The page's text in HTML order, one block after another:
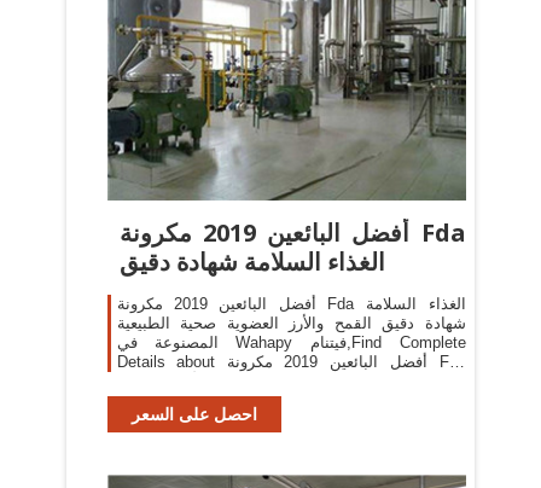
أفضل البائعين 2019 مكرونة Fda
الغذاء السلامة شهادة دقيق
أفضل البائعين 2019 مكرونة Fda الغذاء السلامة
شهادة دقيق القمح والأرز العضوية صحية الطبيعية
المصنوعة في Wahapy فيتنام,Find Complete
Details about أفضل البائعين 2019 مكرونة Fda
صحية الطبيعية
احصل على السعر